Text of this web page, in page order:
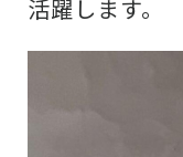
活躍します。